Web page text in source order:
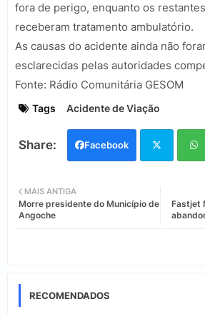
fora de perigo, enquanto os
receberam tratamento ambulatório.
As causas do acidente ainda não
esclarecidas pelas autoridades
Fonte: Rádio Comunitária GESOM
Tags Acidente de Viação
Facebook
tter ats
Fastjet
MAIS ANTIGA
Morre presidente do Município de
Angoche
RECOMENDADOS